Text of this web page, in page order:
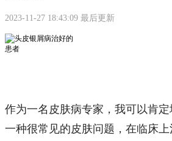
2023-11-27 18:43:09 最后更新
作为一名皮肤病专家，我可以肯
一种很常见的皮肤问题，在临床